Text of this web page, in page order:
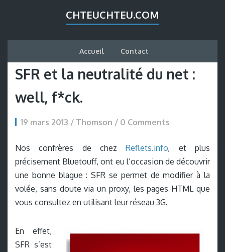
CHTEUCHTEU.COM
Accueil Contact
SFR et la neutralité du net :
well, f*ck.
19 mars 2013 / Thomson / 0 Comments
Nos confrères de chezReflets.info, et plus
précisement Bluetouff, ont eu l’occasion de découvrir
une bonne blague : SFR se permet de modifier à la
volée, sans doute via un proxy, les pages HTML que
vous consultez en utilisant leur réseau 3G.
En effet,
SFR s’est